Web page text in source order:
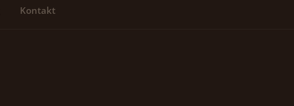
Kontakt